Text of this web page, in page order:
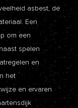
asbest, de
Een
om een
spelen
en
het
en ervaren